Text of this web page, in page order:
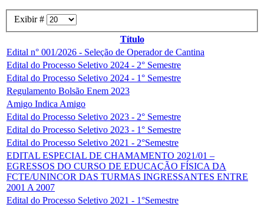
Exibir #
Título
Edital n° 001/2026 - Seleção de Operador de Cantina
Edital do Processo Seletivo 2024 - 2° Semestre
Edital do Processo Seletivo 2024 - 1° Semestre
Regulamento Bolsão Enem 2023
Amigo Indica Amigo
Edital do Processo Seletivo 2023 - 2° Semestre
Edital do Processo Seletivo 2023 - 1° Semestre
Edital do Processo Seletivo 2021 - 2°Semestre
EDITAL ESPECIAL DE CHAMAMENTO 2021/01 –
EGRESSOS DO CURSO DE EDUCAÇÃO FÍSICA DA
FCTE/UNINCOR DAS TURMAS INGRESSANTES ENTRE
2001 A 2007
Edital do Processo Seletivo 2021 - 1°Semestre